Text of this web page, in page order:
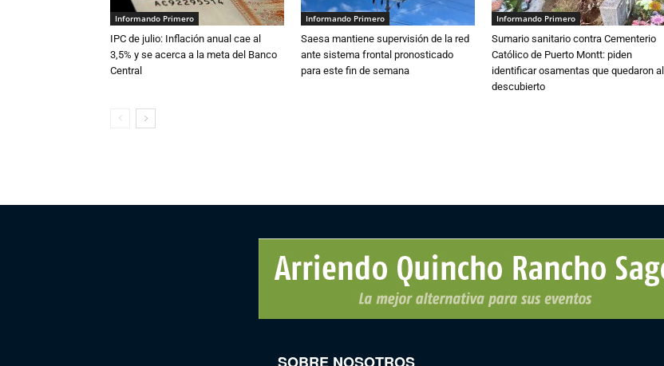
Informando Primero
IPC de julio: Inflación anual cae al
3,5% y se acerca a la meta del Banco
Central
Informando Primero
Saesa mantiene supervisión de la red
ante sistema frontal pronosticado
para este fin de semana
Informando Primero
Sumario sanitario contra Cementerio
Católico de Puerto Montt: piden
identificar osamentas que quedaron al
descubierto